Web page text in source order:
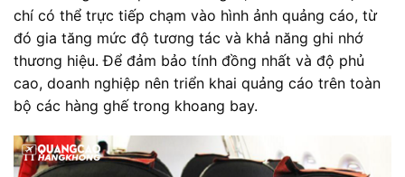
chí có thể trực tiếp chạm vào hình ảnh quảng cáo, từ
đó gia tăng mức độ tương tác và khả năng ghi nhớ
thương hiệu. Để đảm bảo tính đồng nhất và độ phủ
cao, doanh nghiệp nên triển khai quảng cáo trên toàn
bộ các hàng ghế trong khoang bay.